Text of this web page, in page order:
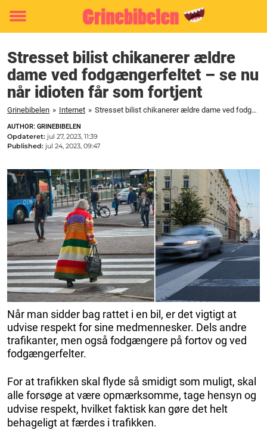
Toggle
Stresset bilist chikanerer ældre
dame ved fodgængerfeltet – se nu
når idioten får som fortjent
Grinebibelen » Internet » Stresset bilist chikanerer ældre dame ved fodgængerfeltet - se nu når idioten får som fortjent
AUTHOR: GRINEBIBELEN
Opdateret: jul 27, 2023, 11:39
Published: jul 24, 2023, 09:47
Når man sidder bag rattet i en bil, er det vigtigt at
udvise respekt for sine medmennesker. Dels andre
trafikanter, men også fodgængere på fortov og ved
fodgængerfelter.
For at trafikken skal flyde så smidigt som muligt, skal
alle forsøge at være opmærksomme, tage hensyn og
udvise respekt, hvilket faktisk kan gøre det helt
behageligt at færdes i trafikken.